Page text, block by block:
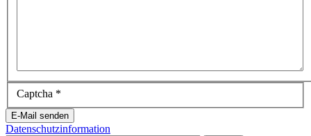
Captcha *
E-Mail senden
Datenschutzinformation